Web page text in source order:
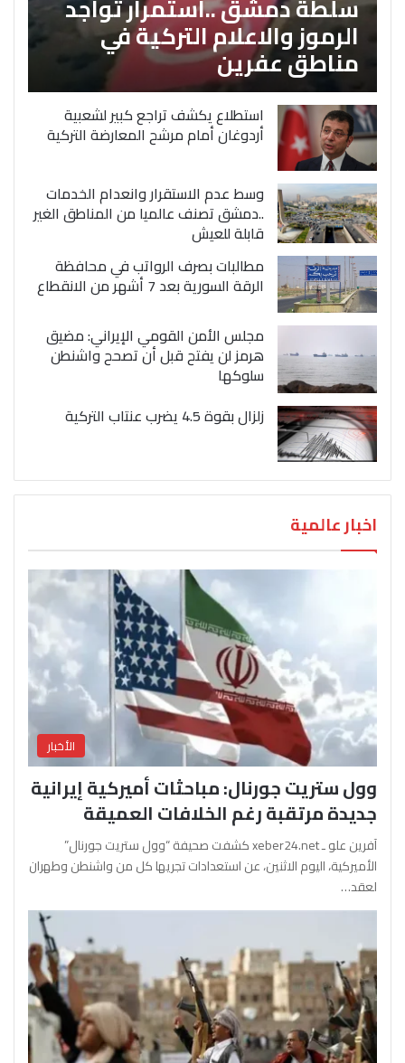
الرموز والاعلام التركية في
مناطق عفرين
استطلاع يكشف تراجع كبير لشعبية
أردوغان أمام مرشح المعارضة التركية
وسط عدم الاستقرار وانعدام الخدمات
..دمشق تصنف عالميا من المناطق الغير
قابلة للعيش
مطالبات بصرف الرواتب في محافظة
الرقة السورية بعد 7 أشهر من الانقطاع
مجلس الأمن القومي الإيراني: مضيق
هرمز لن يفتح قبل أن تصحح واشنطن
سلوكها
زلزال بقوة 4.5 يضرب عنتاب التركية
اخبار عالمية
الأخبار
وول ستريت جورنال: مباحثات أميركية إيرانية
جديدة مرتقبة رغم الخلافات العميقة
آفرين علو ـ xeber24.net كشفت صحيفة “وول ستريت جورنال”
الأميركية، اليوم الاثنين، عن استعدادات تجريها كل من واشنطن وطهران
لعقد…